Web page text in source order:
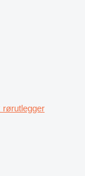
rørutlegger